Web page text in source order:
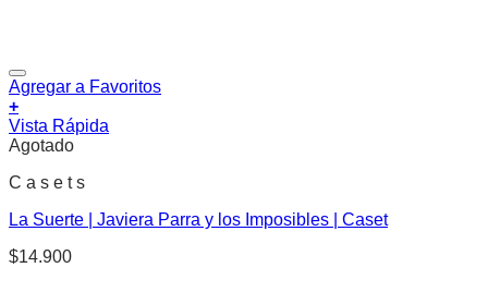
Agregar a Favoritos
+
Vista Rápida
Agotado
C a s e t s
La Suerte | Javiera Parra y los Imposibles | Caset
$14.900